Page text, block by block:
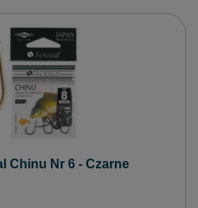
Chinu Nr 6 - Czarne